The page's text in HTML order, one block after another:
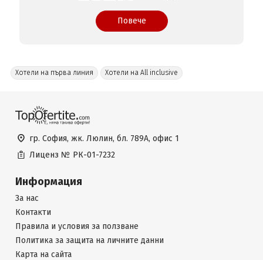
Повече
Хотели на първа линия Хотели на All inclusive
гр. София, жк. Люлин, бл. 789А, офис 1
Лиценз № РК-01-7232
Информация
За нас
Контакти
Правила и условия за ползване
Политика за защита на личните данни
Карта на сайта